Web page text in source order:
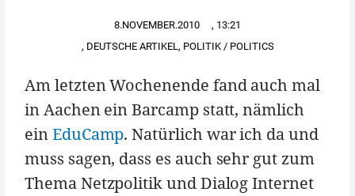
8.NOVEMBER.2010 , 13:21
, DEUTSCHE ARTIKEL, POLITIK / POLITICS
Am letzten Wochenende fand auch mal
in Aachen ein Barcamp statt, nämlich
einEduCamp. Natürlich war ich da und
muss sagen, dass es auch sehr gut zum
Thema Netzpolitik und Dialog Internet